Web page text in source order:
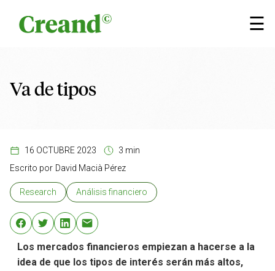
☰
×
Va de tipos
16 OCTUBRE 2023
3 min
Escrito por David Macià Pérez
Research Análisis financiero
Los mercados financieros empiezan a hacerse a la
idea de que los tipos de interés serán más altos,